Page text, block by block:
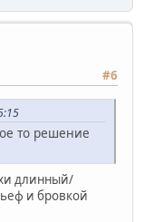
#6
то решение
длинный/
и бровкой